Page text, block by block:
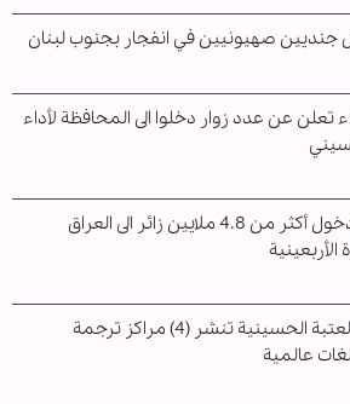
جنديين صهيونيين في انفجار بجنوب لبنان
تعلن عن عدد زوار دخلوا الى المحافظة لأداء
دخول أكثر من 4.8 ملايين زائر الى العراق
الأربعينية
العتبة الحسينية تنشر (4) مراكز ترجمة
عالمية